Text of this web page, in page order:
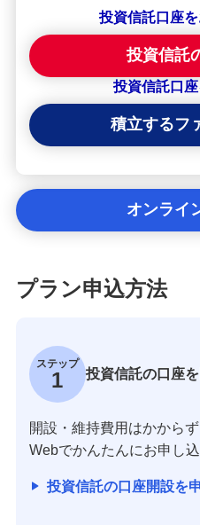
投資信託口座
投資信託
投資信託口
積立するフ
オンライ
プラン申込方法
ステップ
1 投資信託の口座
開設・維持費用はかから
Webでかんたんにお申し
投資信託の口座開設を